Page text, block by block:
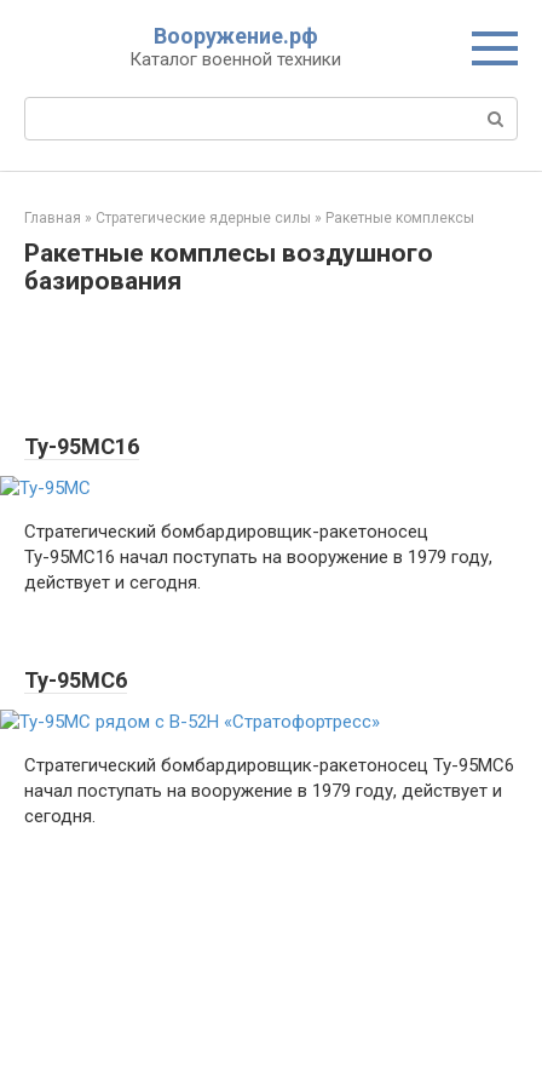
Вооружение.рф
Каталог военной техники
Поиск:
Главная » Стратегические ядерные силы » Ракетные комплексы
Ракетные комплесы воздушного
базирования
Ту-95МС16
Стратегический бомбардировщик-ракетоносец
Ту-95МС16 начал поступать на вооружение в 1979 году,
действует и сегодня.
Ту-95МС6
Стратегический бомбардировщик-ракетоносец Ту-95МС6
начал поступать на вооружение в 1979 году, действует и
сегодня.